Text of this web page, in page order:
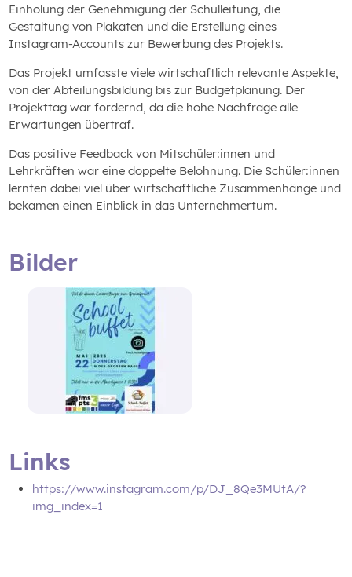
Einholung der Genehmigung der Schulleitung, die
Gestaltung von Plakaten und die Erstellung eines
Instagram-Accounts zur Bewerbung des Projekts.
Das Projekt umfasste viele wirtschaftlich relevante Aspekte,
von der Abteilungsbildung bis zur Budgetplanung. Der
Projekttag war fordernd, da die hohe Nachfrage alle
Erwartungen übertraf.
Das positive Feedback von Mitschüler:innen und
Lehrkräften war eine doppelte Belohnung. Die Schüler:innen
lernten dabei viel über wirtschaftliche Zusammenhänge und
bekamen einen Einblick in das Unternehmertum.
Bilder
Links
https://www.instagram.com/p/DJ_8Qe3MUtA/?
img_index=1